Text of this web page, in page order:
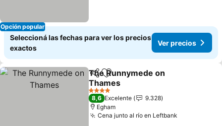
Opción popular
Seleccioná las fechas para ver los precios
exactos
Ver precios
Compartir
Añadir a favoritos
The Runnymede on
Thames
Ver precios
4 Estrellas
8,6 Excelente
9.328
Egham
Cena junto al río en Leftbank